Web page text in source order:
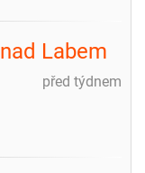
Labem
před týdnem